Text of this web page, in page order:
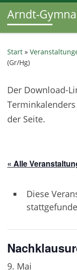
Zum Inhalt
Arndt-
Start »
(Gr/Hg)
Der Download-
der Seite.
« Alle
Diese
9. Mai